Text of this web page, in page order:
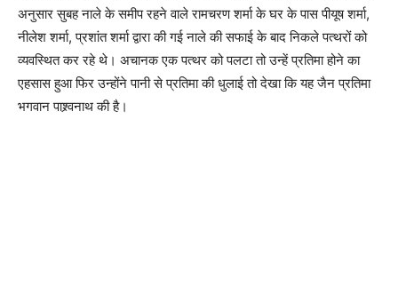
अनुसार सुबह नाले के समीप रहने वाले रामचरण शर्मा के घर के पास पीयूष शर्मा,
नीलेश शर्मा, प्रशांत शर्मा द्वारा की गई नाले की सफाई के बाद निकले पत्थरों को
व्यवस्थित कर रहे थे। अचानक एक पत्थर को पलटा तो उन्हें प्रतिमा होने का
एहसास हुआ फिर उन्होंने पानी से प्रतिमा की धुलाई तो देखा कि यह जैन प्रतिमा
भगवान पाश्र्वनाथ की है।